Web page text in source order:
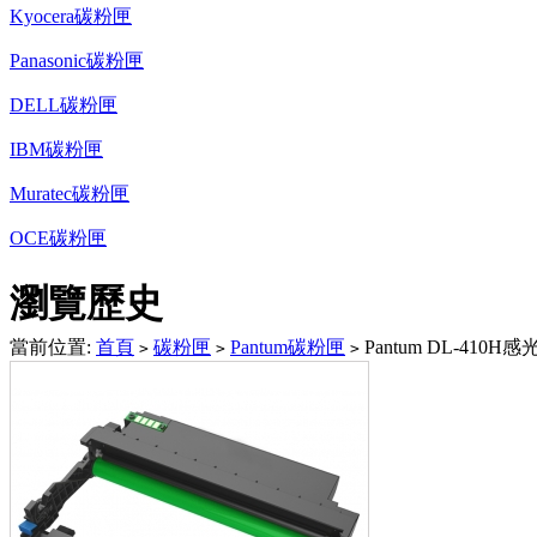
Kyocera碳粉匣
Panasonic碳粉匣
DELL碳粉匣
IBM碳粉匣
Muratec碳粉匣
OCE碳粉匣
瀏覽歷史
當前位置: 首頁 > 碳粉匣 > Pantum碳粉匣 > Pantum DL-410H感